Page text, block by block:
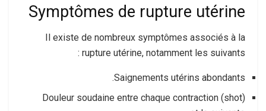
Symptômes de rupture utérine
Il existe de nombreux symptômes associés à la
rupture utérine, notamment les suivants :
Saignements utérins abondants.
Douleur soudaine entre chaque contraction (shot)